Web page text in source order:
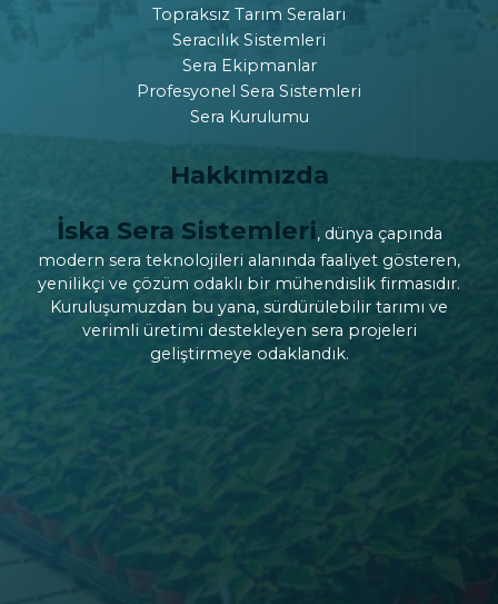
Topraksız Tarım Seraları
Seracılık Sistemleri
Sera Ekipmanlar
Profesyonel Sera Sistemleri
Sera Kurulumu
Hakkımızda
İska Sera Sistemleri, dünya çapında
modern sera teknolojileri alanında faaliyet gösteren,
yenilikçi ve çözüm odaklı bir mühendislik firmasıdır.
Kuruluşumuzdan bu yana, sürdürülebilir tarımı ve
verimli üretimi destekleyen sera projeleri
geliştirmeye odaklandık.